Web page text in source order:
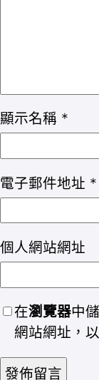
顯示名稱 *
電子郵件地址 *
個人網站網址
在瀏覽器中
網站網址，